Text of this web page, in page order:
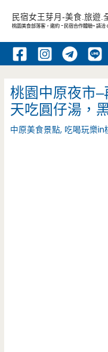
內
民宿女王芽月-美食.旅遊.
桃園美食部落客，邀約 -民宿合作體驗~ 請洽
桃園中原夜市
天吃圓仔湯，
中原美食景點, 吃喝玩樂in